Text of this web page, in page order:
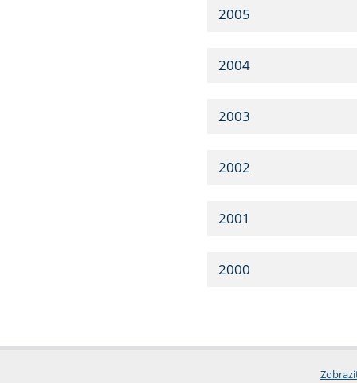
2005
2004
2003
2002
2001
2000